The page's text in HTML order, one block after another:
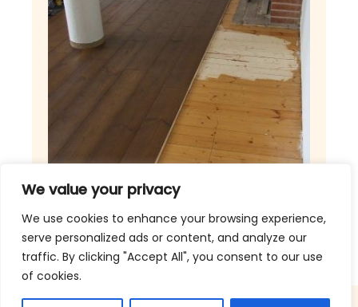
We value your privacy
We use cookies to enhance your browsing experience,
serve personalized ads or content, and analyze our
traffic. By clicking "Accept All", you consent to our use
of cookies.
Sivujen toteutus: Söderby Marketing